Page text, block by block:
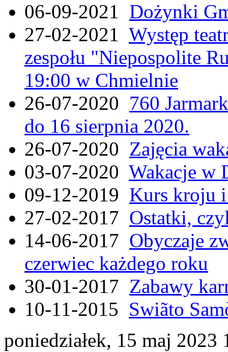
06-09-2021 Dożynki
27-02-2021 Występ
zespołu "Niepospolite
19:00 w Chmielnie
26-07-2020 760
do 16 sierpnia 2020.
26-07-2020 Zajęcia
03-07-2020 Wakacje w
09-12-2019 Kurs kroju i
27-02-2017 Ostatki,
14-06-2017 Obyczaje
czerwiec każdego roku
30-01-2017 Zabawy
10-11-2015 Swiãto
poniedziałek, 15 maj 2023